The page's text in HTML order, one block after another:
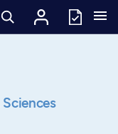
Sciences